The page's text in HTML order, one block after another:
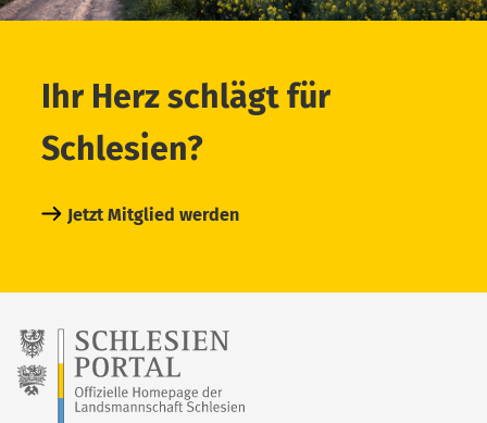
Ihr Herz schlägt für
Schlesien?
Jetzt Mitglied werden